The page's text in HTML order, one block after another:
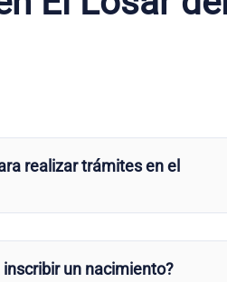
realizar trámites en el
un nacimiento?